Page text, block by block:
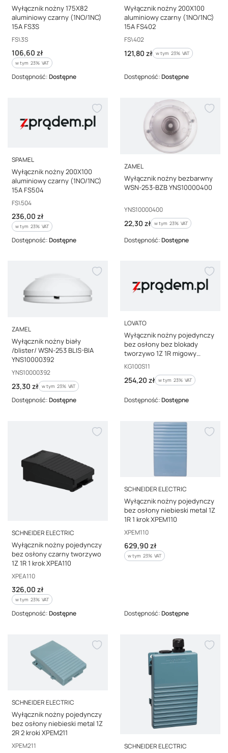
Wyłącznik nożny 175X82
aluminiowy czarny (1NO/1NC)
15A FS3S
Kod producenta
FS\3S
Cena brutto
106,60 zł
w tym %s VAT
w tym 23% VAT
Dostępność:Dostępne
Wyłącznik nożny 200X100
aluminiowy czarny (1NO/1NC)
15A FS402
Kod producenta
FS\402
Cena brutto
121,80 zł w tym %s VAT
w tym 23% VAT
Dostępność:Dostępne
PRODUCENT
SPAMEL
Wyłącznik nożny 200X100
aluminiowy czarny (1NO/1NC)
15A FS504
Kod producenta
FS\504
Cena brutto
236,00 zł
w tym %s VAT
w tym 23% VAT
Dostępność:Dostępne
PRODUCENT
ZAMEL
Wyłącznik nożny bezbarwny
WSN-253-BZB YNS10000400
Kod producenta
YNS10000400
Cena brutto
22,30 zł w tym %s VAT
w tym 23% VAT
Dostępność:Dostępne
PRODUCENT
ZAMEL
Wyłącznik nożny biały
/blister/ WSN-253 BLIS-BIA
YNS10000392
Kod producenta
YNS10000392
Cena brutto
23,30 zł w tym %s VAT
w tym 23% VAT
Dostępność:Dostępne
PRODUCENT
LOVATO
Wyłącznik nożny pojedynczy
bez osłony bez blokady
tworzywo 1Z 1R migowy
KG100S11
Kod producenta
KG100S11
Cena brutto
254,20 zł w tym %s VAT
w tym 23% VAT
Dostępność:Dostępne
PRODUCENT
SCHNEIDER ELECTRIC
Wyłącznik nożny pojedynczy
bez osłony czarny tworzywo
1Z 1R 1 krok XPEA110
Kod producenta
XPEA110
Cena brutto
326,00 zł
w tym %s VAT
w tym 23% VAT
Dostępność:Dostępne
PRODUCENT
SCHNEIDER ELECTRIC
Wyłącznik nożny pojedynczy
bez osłony niebieski metal 1Z
1R 1 krok XPEM110
Kod producenta
XPEM110
Cena brutto
629,90 zł
w tym %s VAT
w tym 23% VAT
Dostępność:Dostępne
PRODUCENT
SCHNEIDER ELECTRIC
Wyłącznik nożny pojedynczy
bez osłony niebieski metal 1Z
2R 2 kroki XPEM211
Kod producenta
XPEM211 PRODUCENT
SCHNEIDER ELECTRIC